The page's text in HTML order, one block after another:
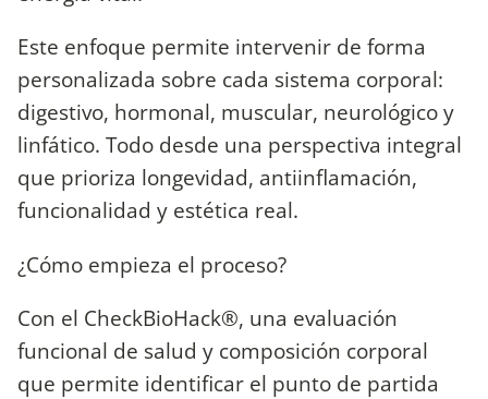
Este enfoque permite intervenir de forma
personalizada sobre cada sistema corporal:
digestivo, hormonal, muscular, neurológico y
linfático. Todo desde una perspectiva integral
que prioriza longevidad, antiinflamación,
funcionalidad y estética real.
¿Cómo empieza el proceso?
Con el CheckBioHack®, una evaluación
funcional de salud y composición corporal
que permite identificar el punto de partida